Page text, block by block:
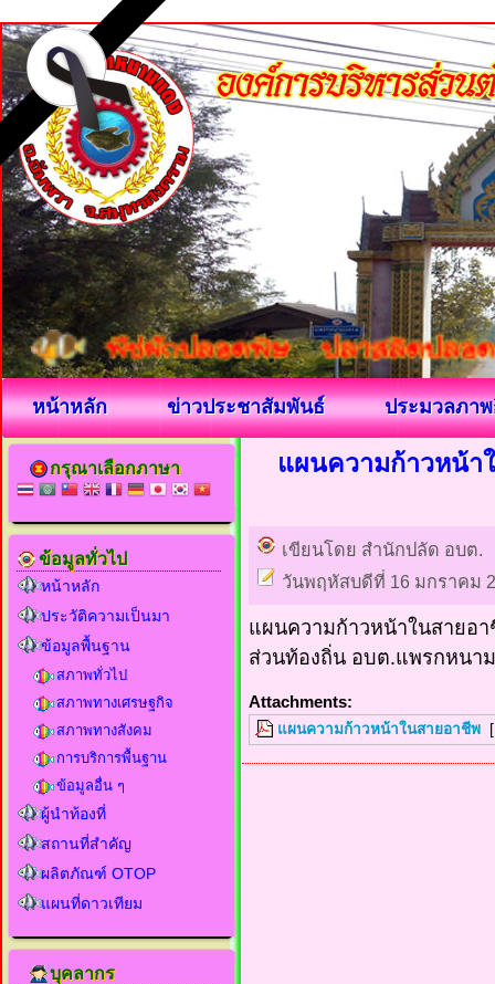
หน้าหลัก ข่าวประชาสัมพันธ์ ประมวลภา
แผนความก้าวหน้า
เขียนโดย สำนักปลัด อบต.
วันพฤหัสบดีที่ 16 มกราคม
แผนความก้าวหน้าในสายอ
ส่วนท้องถิ่น อบต.แพรกหนา
Attachments:
แผนความก้าวหน้าในสายอาชีพ
กรุณาเลือกภาษา
ข้อมูลทั่วไป
หน้าหลัก
ประวัติความเป็นมา
ข้อมูลพื้นฐาน
สภาพทั่วไป
สภาพทางเศรษฐกิจ
สภาพทางสังคม
การบริการพื้นฐาน
ข้อมูลอื่น ๆ
ผู้นำท้องที่
สถานที่สำคัญ
ผลิตภัณฑ์ OTOP
แผนที่ดาวเทียม
บุคลากร